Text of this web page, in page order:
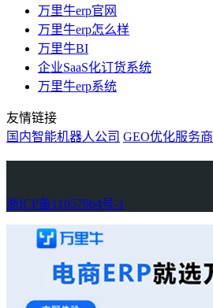
万里牛erp官网
万里牛erp怎么样
万里牛BI
企业SaaS化订货系统
万里牛erp系统
友情链接
国内智能机器人公司 GEO优化服务商
浙ICP备11057864号-1